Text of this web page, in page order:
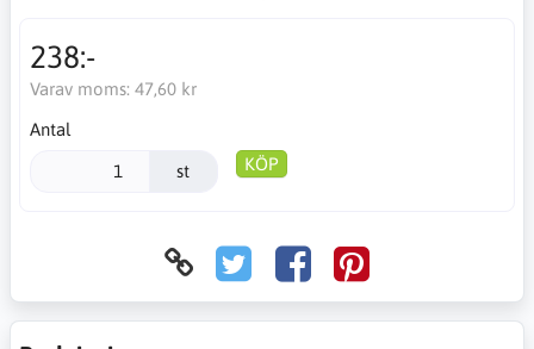
238:-
Varav moms: 47,60 kr
Antal
st KÖP